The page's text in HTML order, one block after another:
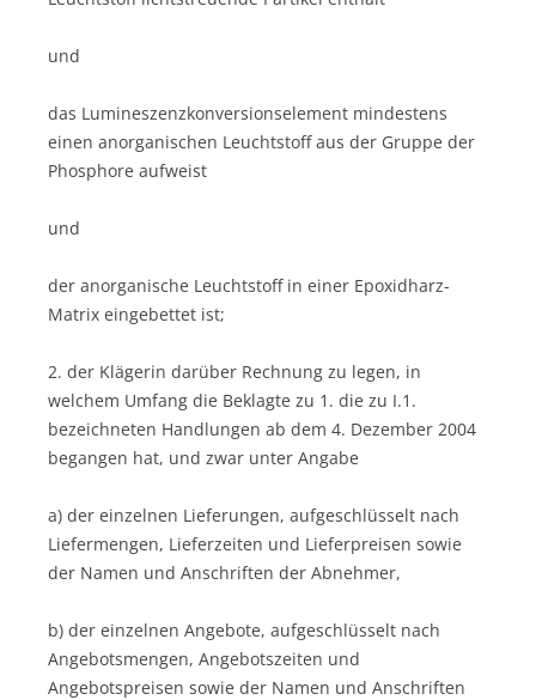
und
das Lumineszenzkonversionselement mindestens
einen anorganischen Leuchtstoff aus der Gruppe der
Phosphore aufweist
und
der anorganische Leuchtstoff in einer Epoxidharz-
Matrix eingebettet ist;
2. der Klägerin darüber Rechnung zu legen, in
welchem Umfang die Beklagte zu 1. die zu I.1.
bezeichneten Handlungen ab dem 4. Dezember 2004
begangen hat, und zwar unter Angabe
a) der einzelnen Lieferungen, aufgeschlüsselt nach
Liefermengen, Lieferzeiten und Lieferpreisen sowie
der Namen und Anschriften der Abnehmer,
b) der einzelnen Angebote, aufgeschlüsselt nach
Angebotsmengen, Angebotszeiten und
Angebotspreisen sowie der Namen und Anschriften